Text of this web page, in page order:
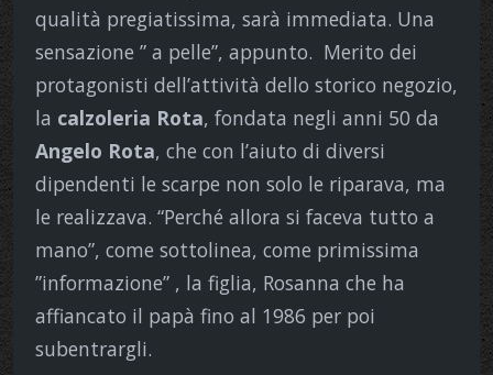
qualità pregiatissima, sarà immediata. Una
sensazione ” a pelle”, appunto. Merito dei
protagonisti dell’attività dello storico negozio,
la calzoleria Rota, fondata negli anni 50 da
Angelo Rota, che con l’aiuto di diversi
dipendenti le scarpe non solo le riparava, ma
le realizzava. “Perché allora si faceva tutto a
mano”, come sottolinea, come primissima
”informazione” , la figlia, Rosanna che ha
affiancato il papà fino al 1986 per poi
subentrargli.